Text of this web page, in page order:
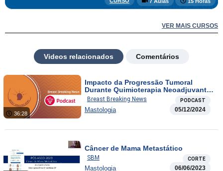
7 Aulas 15 Horas
VER MAIS CURSOS
Videos relacionados Comentários
36:28
Impacto da Progressão Tumoral
Durante Quimioterapia Neoadjuvante
na Sobrevida em Pacientes com
Câncer de Mama / HELEN-006 Trial :
Descalonando o Regime
Breast Breaking News PODCAST
Mastologia 05/12/2024
Câncer de Mama Metastático
SBM CORTE
Mastologia 06/06/2023